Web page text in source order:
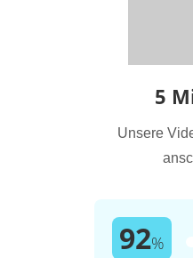
5
Unsere
92%